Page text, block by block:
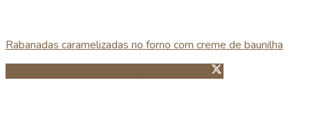
Rabanadas caramelizadas no forno com creme de baunilha
Guardar no Pinterest